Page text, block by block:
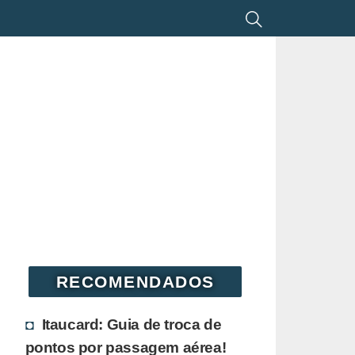
RECOMENDADOS
Itaucard: Guia de troca de
pontos por passagem aérea!